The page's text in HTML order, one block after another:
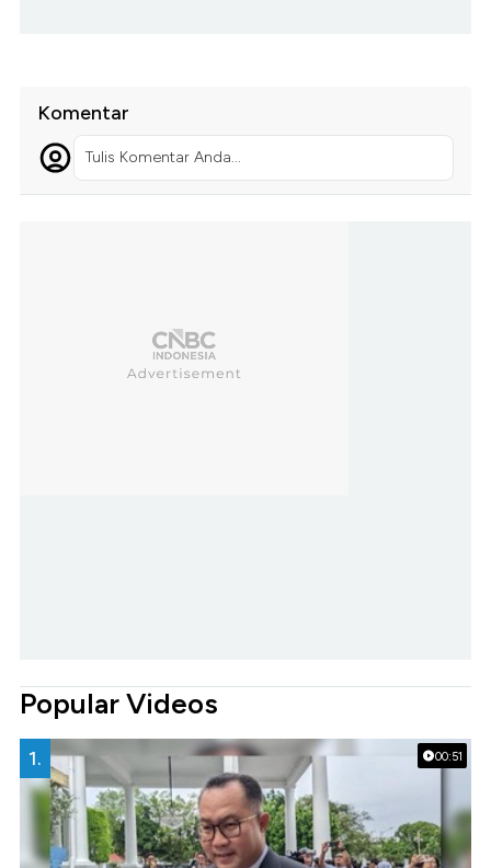
Komentar
Tulis Komentar Anda...
Popular Videos
00:51
1.